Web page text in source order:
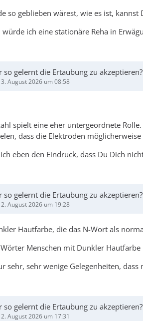
so geblieben wärest, wie es ist,
würde ich eine stationäre Reha in
so gelernt die Ertaubung zu akzeptieren?
3. August 2026 um 08:58
spielt eine eher untergeordnete
dass die Elektroden
eben den Eindruck, dass Du Dich
so gelernt die Ertaubung zu akzeptieren?
2. August 2026 um 19:28
Hautfarbe, die das N-Wort als
Menschen mit Dunkler
sehr, sehr wenige Gelegenheiten,
so gelernt die Ertaubung zu akzeptieren?
2. August 2026 um 17:31